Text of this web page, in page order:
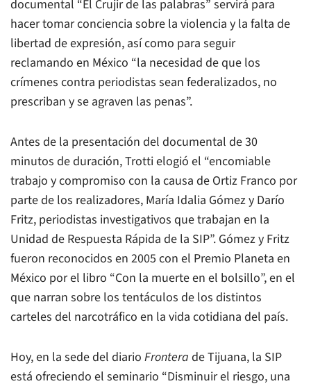
documental “El Crujir de las palabras” servirá para
hacer tomar conciencia sobre la violencia y la falta de
libertad de expresión, así como para seguir
reclamando en México “la necesidad de que los
crímenes contra periodistas sean federalizados, no
prescriban y se agraven las penas”.
Antes de la presentación del documental de 30
minutos de duración, Trotti elogió el “encomiable
trabajo y compromiso con la causa de Ortiz Franco por
parte de los realizadores, María Idalia Gómez y Darío
Fritz, periodistas investigativos que trabajan en la
Unidad de Respuesta Rápida de la SIP”. Gómez y Fritz
fueron reconocidos en 2005 con el Premio Planeta en
México por el libro “Con la muerte en el bolsillo”, en el
que narran sobre los tentáculos de los distintos
carteles del narcotráfico en la vida cotidiana del país.
Hoy, en la sede del diario Frontera de Tijuana, la SIP
está ofreciendo el seminario “Disminuir el riesgo, una